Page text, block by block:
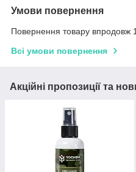
Умови повернення
Повернення товару впродовж
Всі умови повернення
Акційні пропозиції та